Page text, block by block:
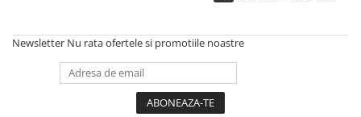
Newsletter Nu rata ofertele si promotiile noastre